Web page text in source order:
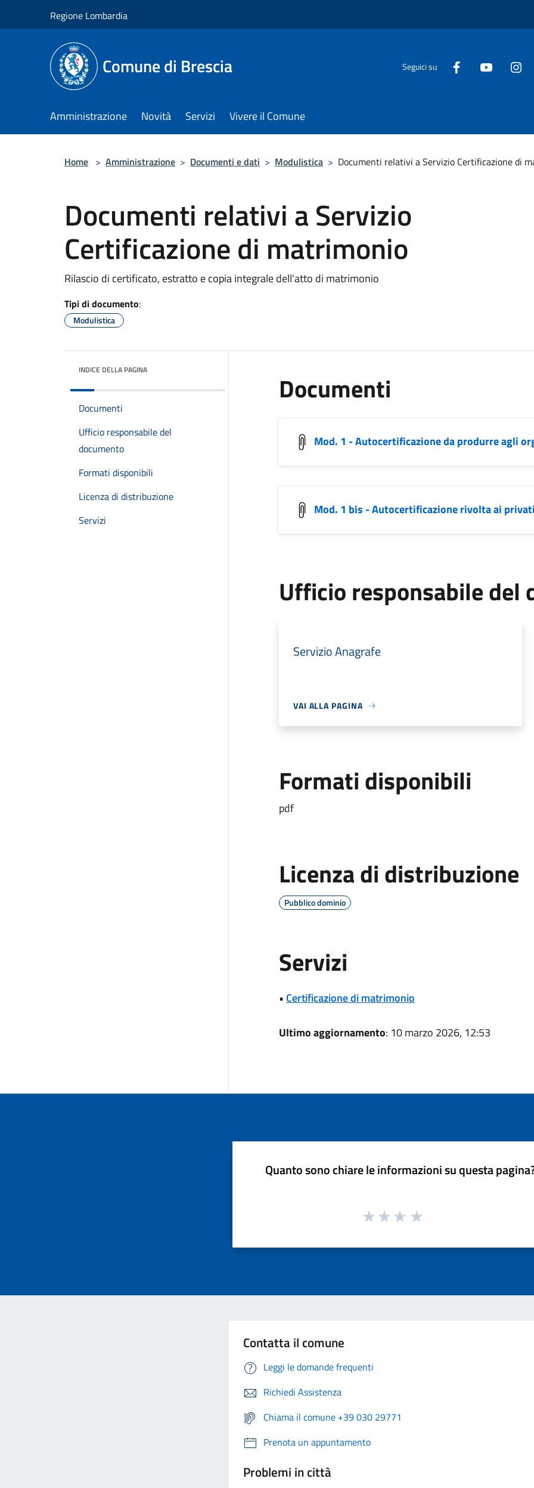
Regione Lombardia
Comune di Brescia Seguici su
Amministrazione Novità Servizi Vivere il Comune
Home > Amministrazione > Documenti e dati > Modulistica > Documenti relativi a Servizio Certificazione di
Documenti relativi a Servizio
Certificazione di matrimonio
Rilascio di certificato, estratto e copia integrale dell'atto di matrimonio
Tipi di documento:
Modulistica
INDICE DELLA PAGINA
Documenti
Ufficio responsabile del
documento
Formati disponibili
Licenza di distribuzione
Servizi
Documenti
Mod. 1 - Autocertificazione da produrre agli
Mod. 1 bis - Autocertificazione rivolta ai
Ufficio responsabile del
Servizio Anagrafe
VAI ALLA PAGINA
Formati disponibili
pdf
Licenza di distribuzione
Pubblico dominio
Servizi
• Certificazione di matrimonio
Ultimo aggiornamento: 10 marzo 2026, 12:53
Quanto sono chiare le informazioni su questa
Contatta il comune
Leggi le domande frequenti
Richiedi Assistenza
Chiama il comune +39 030 29771
Prenota un appuntamento
Problemi in città